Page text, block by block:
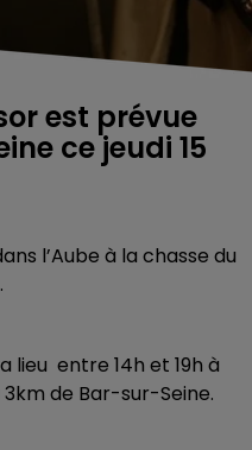
est prévue
ce jeudi 15
l’Aube à la chasse du
lieu entre 14h et 19h à
de Bar-sur-Seine.